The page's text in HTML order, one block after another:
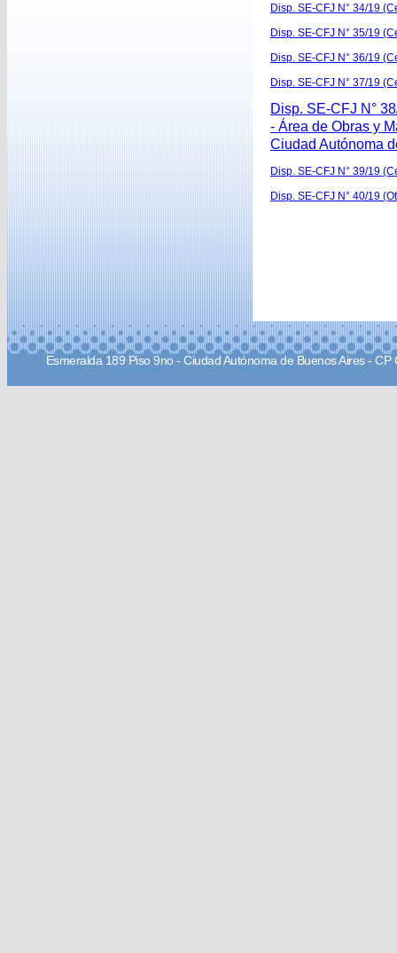
Disp. SE-CFJ N° 34/19
Disp. SE-CFJ N° 35/19
Disp. SE-CFJ N° 36/19
Disp. SE-CFJ N° 37/19
Disp. SE-CFJ N°
- Área de Obras y
Ciudad Autónoma
Disp. SE-CFJ N° 39/19
Disp. SE-CFJ N° 40/19
Esmeralda 189 Piso 9no - Ciudad Autónoma de Buenos Aires -